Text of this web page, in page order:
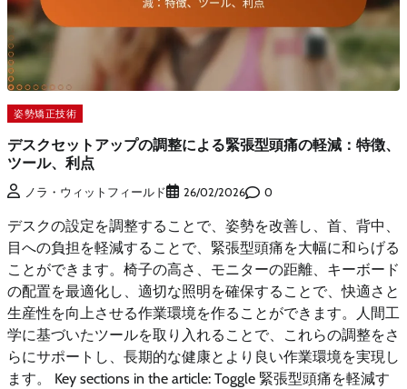
姿勢矯正技術
デスクセットアップの調整による緊張型頭痛の軽減：特徴、
ツール、利点
ノラ・ウィットフィールド 26/02/2026 0
デスクの設定を調整することで、姿勢を改善し、首、背中、
目への負担を軽減することで、緊張型頭痛を大幅に和らげる
ことができます。椅子の高さ、モニターの距離、キーボード
の配置を最適化し、適切な照明を確保することで、快適さと
生産性を向上させる作業環境を作ることができます。人間工
学に基づいたツールを取り入れることで、これらの調整をさ
らにサポートし、長期的な健康とより良い作業環境を実現し
ます。 Key sections in the article: Toggle 緊張型頭痛を軽減す